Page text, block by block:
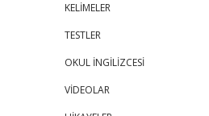
KELİMELER
TESTLER
OKUL İNGİLİZCESİ
VİDEOLAR